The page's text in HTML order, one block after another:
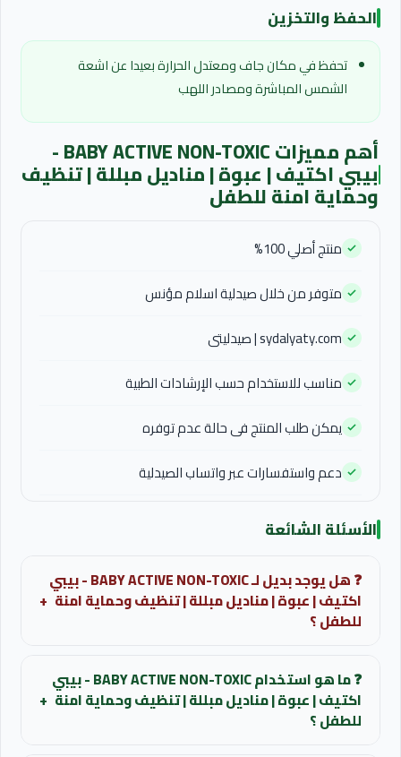
الحفظ والتخزين
تحفظ في مكان جاف ومعتدل الحرارة بعيدا عن اشعة
الشمس المباشرة ومصادر اللهب
أهم مميزات BABY ACTIVE NON-TOXIC -
بيبي اكتيف | عبوة | مناديل مبللة | تنظيف
وحماية امنة للطفل
منتج أصلي 100%
متوفر من خلال صيدلية اسلام مؤنس
sydalyaty.com | صيدليتى
مناسب للاستخدام حسب الإرشادات الطبية
يمكن طلب المنتج فى حالة عدم توفره
دعم واستفسارات عبر واتساب الصيدلية
الأسئلة الشائعة
❓ هل يوجد بديل لـ BABY ACTIVE NON-TOXIC - بيبي
اكتيف | عبوة | مناديل مبللة | تنظيف وحماية امنة
للطفل ؟
+
نفس التأثير العلاجي.
❓ ما هو استخدام BABY ACTIVE NON-TOXIC - بيبي
اكتيف | عبوة | مناديل مبللة | تنظيف وحماية امنة
للطفل ؟
+